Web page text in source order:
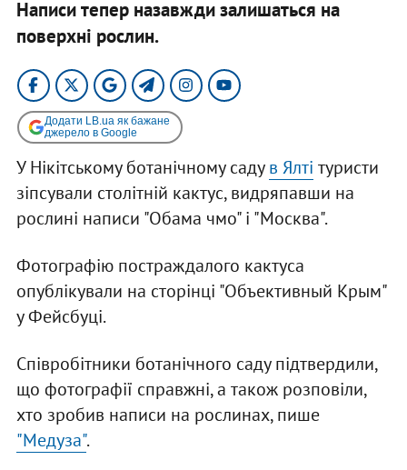
Написи тепер назавжди залишаться на
поверхні рослин.
Додати LB.ua як бажане
джерело в Google
У Нікітському ботанічному садув Ялті туристи
зіпсували столітній кактус, видряпавши на
рослині написи "Обама чмо" і "Москва".
Фотографію постраждалого кактуса
опублікували на сторінці "Объективный Крым"
у Фейсбуці.
Співробітники ботанічного саду підтвердили,
що фотографії справжні, а також розповіли,
хто зробив написи на рослинах, пише
"Медуза".